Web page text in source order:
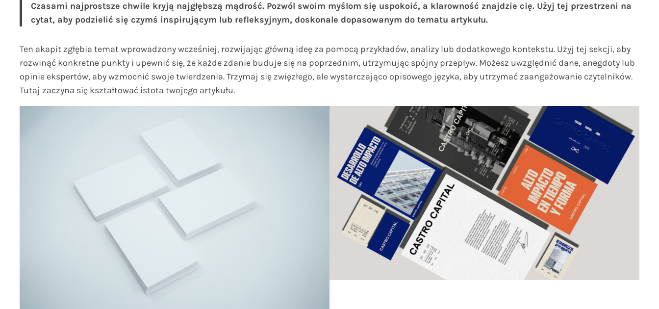
Czasami najprostsze chwile kryją najgłębszą mądrość. Pozwól swoim myślom się uspokoić, a klarowność znajdzie cię. Użyj tej przestrzeni na
cytat, aby podzielić się czymś inspirującym lub refleksyjnym, doskonale dopasowanym do tematu artykułu.
Ten akapit zgłębia temat wprowadzony wcześniej, rozwijając główną ideę za pomocą przykładów, analizy lub dodatkowego kontekstu. Użyj tej sekcji, aby
rozwinąć konkretne punkty i upewnić się, że każde zdanie buduje się na poprzednim, utrzymując spójny przepływ. Możesz uwzględnić dane, anegdoty lub
opinie ekspertów, aby wzmocnić swoje twierdzenia. Trzymaj się zwięzłego, ale wystarczająco opisowego języka, aby utrzymać zaangażowanie czytelników.
Tutaj zaczyna się kształtować istota twojego artykułu.